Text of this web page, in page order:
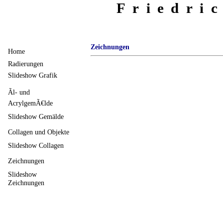
Zeichnungen
Home
Radierungen
Slideshow Grafik
Ãl- und
AcrylgemÃ€lde
Slideshow Gemälde
Collagen und Objekte
Slideshow Collagen
Zeichnungen
Slideshow
Zeichnungen